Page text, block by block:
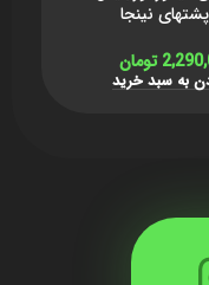
نینجا
تومان
به سبد خرید